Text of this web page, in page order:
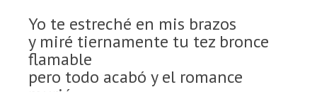
Yo te estreché en mis brazos
y miré tiernamente tu tez bronce
flamable
pero todo acabó y el romance